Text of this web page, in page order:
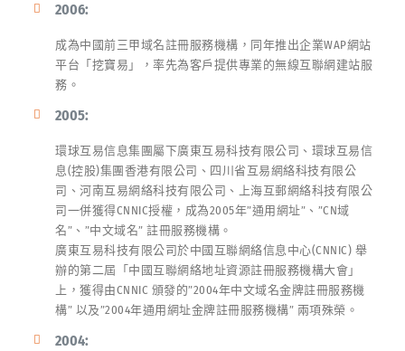
2006:
成為中國前三甲域名註冊服務機構，同年推出企業WAP網站
平台「挖寶易」，率先為客戶提供專業的無線互聯網建站服
務。
2005:
環球互易信息集團屬下廣東互易科技有限公司、環球互易信
息(控股)集團香港有限公司、四川省互易網絡科技有限公
司、河南互易網絡科技有限公司、上海互郵網絡科技有限公
司一併獲得CNNIC授權，成為2005年”通用網址”、”CN域
名”、”中文域名” 註冊服務機構。
廣東互易科技有限公司於中國互聯網絡信息中心(CNNIC) 舉
辦的第二屆「中國互聯網絡地址資源註冊服務機構大會」
上，獲得由CNNIC 頒發的”2004年中文域名金牌註冊服務機
構” 以及”2004年通用網址金牌註冊服務機構” 兩項殊榮。
2004: